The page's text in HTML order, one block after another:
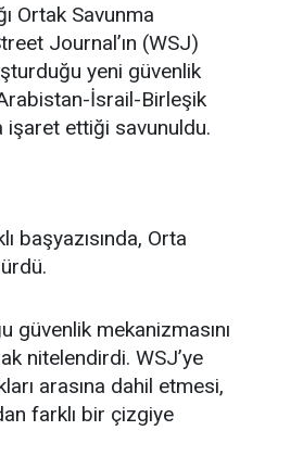
Ortak Savunma
Journal’ın (WSJ)
yeni güvenlik
İsrail-Birleşik
işaret ettiği savunuldu.
başyazısında, Orta
güvenlik mekanizmasını
nitelendirdi. WSJ’ye
arasına dahil etmesi,
farklı bir çizgiye